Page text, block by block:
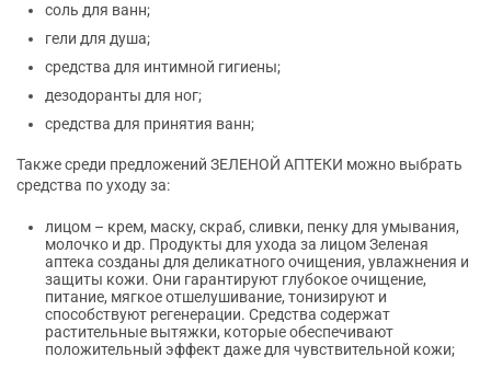
соль для ванн;
гели для душа;
средства для интимной гигиены;
дезодоранты для ног;
средства для принятия ванн;
Также среди предложений ЗЕЛЕНОЙ АПТЕКИ можно выбрать
средства по уходу за:
лицом – крем, маску, скраб, сливки, пенку для умывания,
молочко и др. Продукты для ухода за лицом Зеленая
аптека созданы для деликатного очищения, увлажнения и
защиты кожи. Они гарантируют глубокое очищение,
питание, мягкое отшелушивание, тонизируют и
способствуют регенерации. Средства содержат
растительные вытяжки, которые обеспечивают
положительный эффект даже для чувствительной кожи;